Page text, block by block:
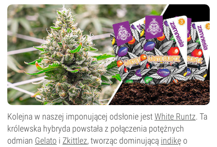
0–1%
Typ kwitnienia
Autokwitnący
Kolejna w naszej imponującej odsłonie jestWhite Runtz. Ta
królewska hybryda powstała z połączenia potężnych
odmian Gelato i Zkittlez, tworząc dominującą indikę o